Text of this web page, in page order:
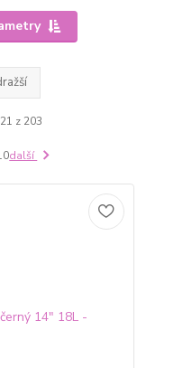
z 203
další